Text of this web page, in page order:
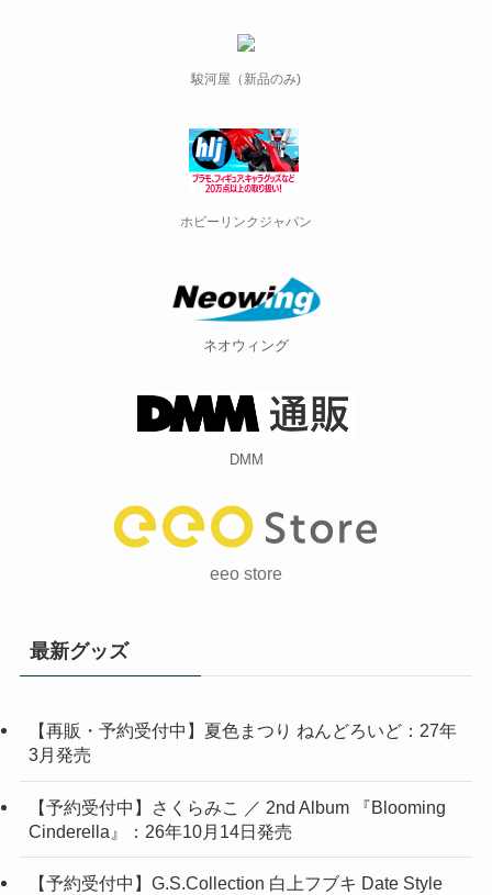
駿河屋（新品のみ)
ホビーリンクジャパン
ネオウィング
DMM
eeo store
最新グッズ
【再販・予約受付中】夏色まつり ねんどろいど：27年
3月発売
【予約受付中】さくらみこ ／ 2nd Album 『Blooming
Cinderella』：26年10月14日発売
【予約受付中】G.S.Collection 白上フブキ Date Style